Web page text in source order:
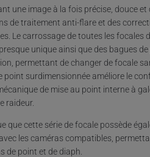
une image à la fois précise, douce
de traitement anti-flare et des
Le carrossage de toutes les focales
unique ainsi que des bagues
permettant de changer de focale
point surdimensionnée améliore le
de mise au point interne à
raideur.
que cette série de focale possède
les caméras compatibles,
de point et de diaph.